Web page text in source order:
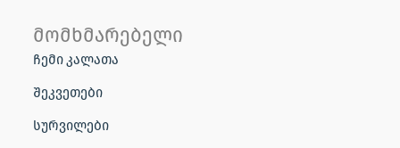
მომხმარებელი
ჩემი კალათა
შეკვეთები
სურვილები